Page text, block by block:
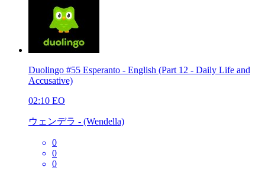
Duolingo #55 Esperanto - English (Part 12 - Daily Life and
Accusative)
02:10 EO
ウェンデラ - (Wendella)
0
0
0